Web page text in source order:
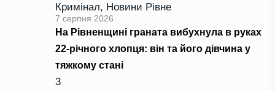
Кримінал, Новини Рівне
7 серпня 2026
На Рівненщині граната вибухнула в руках
22-річного хлопця: він та його дівчина у
тяжкому стані
3